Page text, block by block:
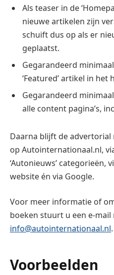
Als teaser in de
nieuwe artikelen zijn
schuift dus op als er
geplaatst.
Gegarandeerd
‘Featured’ artikel in het
Gegarandeerd
alle content pagina’s,
Daarna blijft de
op Autointernationaal.nl, via
‘Autonieuws’ categorieën,
website én via Google.
Voor meer informatie of
boeken stuurt u een e-mail
info@autointernationaal.nl.
Voorbeelden